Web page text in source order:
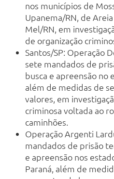
nos municípios de
Upanema/RN, de
Mel/RN, em
de organização
Santos/SP: Operação
sete mandados de
busca e apreensão no
além de medidas de
valores, em
criminosa voltada ao
caminhões.
Operação Argenti
mandados de prisão
e apreensão nos
Paraná, além de